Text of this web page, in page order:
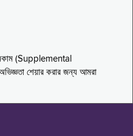
(Supplemental
শেয়ার করার জন্য আমরা